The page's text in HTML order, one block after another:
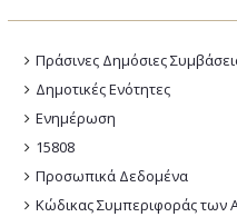
Πράσινες Δημόσιες
Δημοτικές Ενότητες
Ενημέρωση
15808
Προσωπικά Δεδομένα
Κώδικας Συμπεριφοράς των